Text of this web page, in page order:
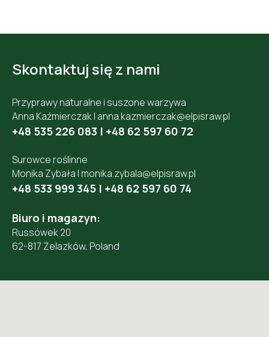
Skontaktuj się z nami
Przyprawy naturalne i suszone warzywa
Anna Kaźmierczak | anna.kazmierczak@elpisraw.pl
+48 535 226 083 | +48 62 597 60 72
Surowce roślinne
Monika Zybała | monika.zybala@elpisraw.pl
+48 533 999 345 | +48 62 597 60 74
Biuro i magazyn:
Russówek 20
62-817 Żelazków, Poland